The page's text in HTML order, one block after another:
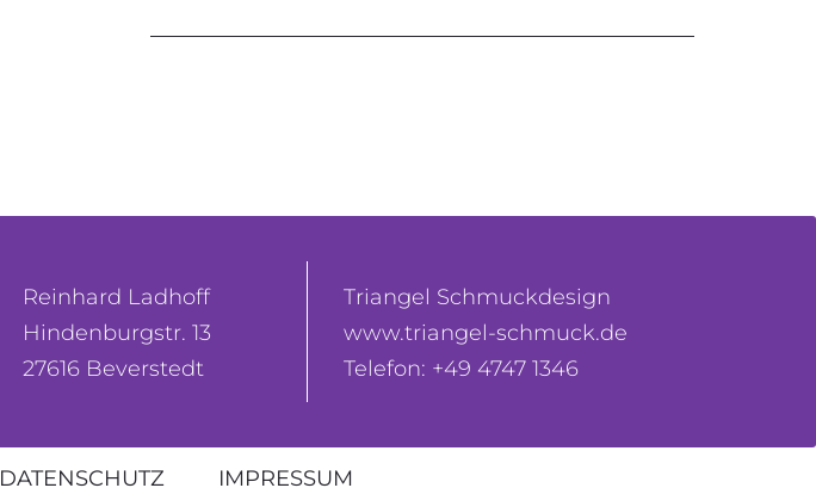
Reinhard Ladhoff
Hindenburgstr. 13
27616 Beverstedt
Triangel Schmuckdesign
www.triangel-schmuck.de
Telefon: +49 4747 1346
DATENSCHUTZ IMPRESSUM